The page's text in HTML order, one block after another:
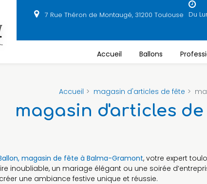
7 Rue Théron de Montaugé, 31200 Toulouse Du
Accueil Ballons
Accueil magasin d'articles de fête
magasin d'articles
magasin de fête à Balma-Gramont, votre expert
inoubliable, un mariage élégant ou une soirée
une ambiance festive unique et réussie.